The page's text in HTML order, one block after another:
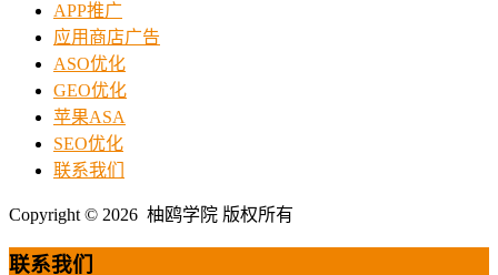
APP推广
应用商店广告
ASO优化
GEO优化
苹果ASA
SEO优化
联系我们
Copyright © 2026 柚鸥学院 版权所有
联系我们